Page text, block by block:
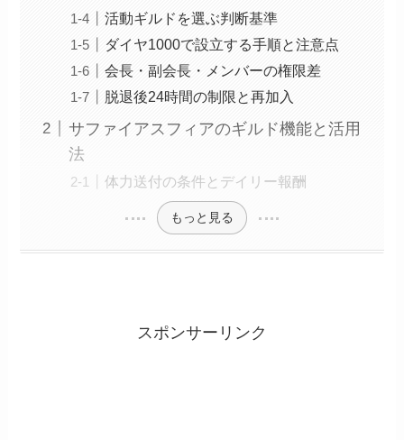
活動ギルドを選ぶ判断基準
ダイヤ1000で設立する手順と注意点
会長・副会長・メンバーの権限差
脱退後24時間の制限と再加入
サファイアスフィアのギルド機能と活用
法
体力送付の条件とデイリー報酬
もっと見る
スポンサーリンク